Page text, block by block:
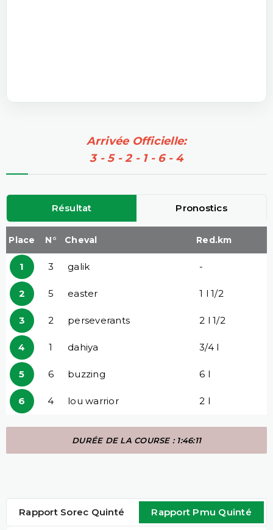
Arrivée Officielle:
3 - 5 - 2 - 1 - 6 - 4
Résultat Pronostics
Place N° Cheval Red.km
1 3 galik -
2 5 easter 1 l 1/2
3 2 perseverants 2 l 1/2
4 1 dahiya 3/4 l
5 6 buzzing 6 l
6 4 lou warrior 2 l
DURÉE DE LA COURSE : 1:46:11
Rapport Sorec Quinté Rapport Pmu Quinté